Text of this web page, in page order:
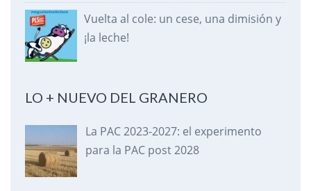
Vuelta al cole: un cese, una dimisión y
¡la leche!
LO + NUEVO DEL GRANERO
La PAC 2023-2027: el experimento
para la PAC post 2028